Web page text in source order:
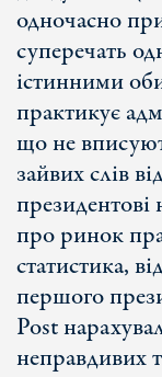
одночасно
суперечать
істинними
практикує
що не
зайвих слів
президентові
про ринок
статистика,
першого
Post
неправдивих